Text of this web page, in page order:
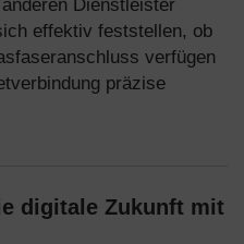
Dienstleister
effektiv feststellen, ob
verfügen
präzise
digitale Zukunft mit